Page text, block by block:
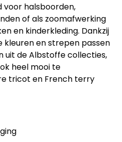
voor halsboorden,
of als zoomafwerking
en kinderkleding. Dankzij
en strepen passen
uit de Albstoffe collecties,
heel mooi te
tricot en French terry